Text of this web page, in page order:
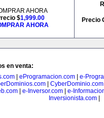
AHORA
$1,999.00
AHORA
Precio
en venta:
eProgramacion.com
e-
| CyberDominio.com
e-Inversor.com
e-
Inversionista.com|